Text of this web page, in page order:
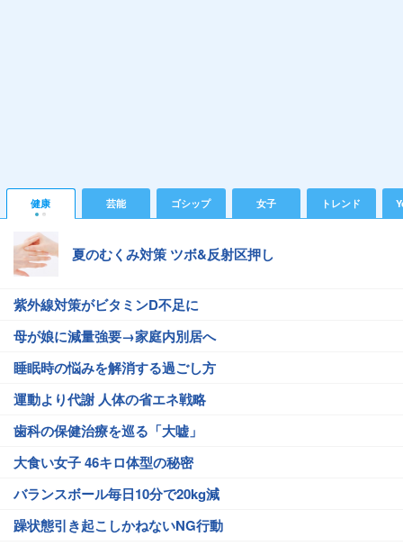
健康 芸能 ゴシップ 女子 トレンド
夏のむくみ対策 ツボ&反射区押し
紫外線対策がビタミンD不足に
母が娘に減量強要→家庭内別居へ
睡眠時の悩みを解消する過ごし方
運動より代謝 人体の省エネ戦略
歯科の保健治療を巡る「大嘘」
大食い女子 46キロ体型の秘密
バランスボール毎日10分で20kg減
躁状態引き起こしかねないNG行動